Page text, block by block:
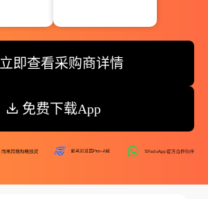
立即查看采购商详情
免费下载App